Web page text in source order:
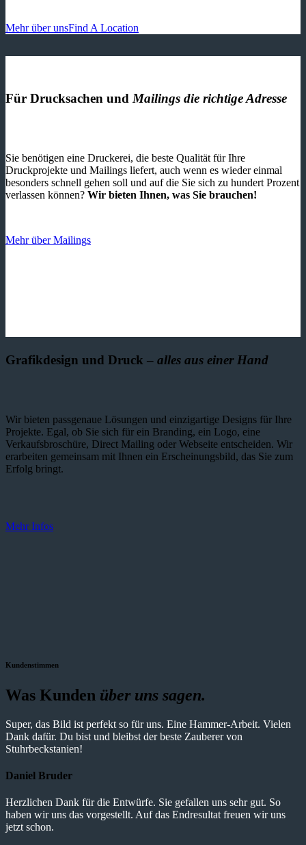
Mehr über unsFind A Location
Für Drucksachen und Mailings die richtige Adresse
Sie benötigen eine Druckerei, die beste ­Qualität für Ihre
Druckprojekte und Mailings liefert, auch wenn es wieder einmal
besonders schnell gehen soll und auf die Sie sich zu hundert Prozent
verlassen können? Wir bieten Ihnen, was Sie brauchen!
Mehr über Mailings
Grafikdesign und Druck – alles aus einer Hand
Wir bieten passgenaue Lösungen und einzig­artige Designs für Ihre
Projekte. Egal, ob Sie sich für ein Branding, ein Logo, eine
Verkaufsbroschüre, Direct Mailing oder Webseite entscheiden. Wir
erarbeiten gemeinsam mit Ihnen ein Erscheinungsbild, das Sie zum
Erfolg bringt.
Mehr Infos
Kundenstimmen
Was Kunden über uns sagen.
Super, das Bild ist perfekt so für uns. Eine Hammer-Arbeit. Vielen
Dank dafür. Du bist und bleibst der beste Zauberer von
Stuhrbeckstanien!
Daniel Bruder
Herzlichen Dank für die Entwürfe. Sie gefallen uns sehr gut. So
haben wir uns das vorgestellt. Auf das Endresultat freuen wir uns
jetzt schon.